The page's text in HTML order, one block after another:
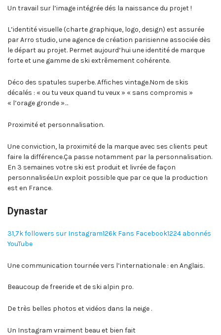
Un travail sur l’image intégrée dés la naissance du projet !
L’identité visuelle (charte graphique, logo, design) est assurée
par Arro studio, une agence de création parisienne associée dès
le départ au projet. Permet aujourd’hui une identité de marque
forte et une gamme de ski extrêmement cohérente.
Déco des spatules superbe. Affiches vintage.Nom de skis
décalés : « ou tu veux quand tu veux » « sans compromis »
« l’orage gronde »…
Proximité et personnalisation.
Une conviction, la proximité de la marque avec ses clients peut
faire la différence.Ça passe notamment par la personnalisation.
En 3 semaines votre ski est produit et livrée de façon
personnalisée.Un exploit possible que par ce que la production
est en France.
Dynastar
31,7k followers sur Instagram126k Fans Facebook1224 abonnés
YouTube
Une communication tournée vers l’internationale : en Anglais.
Beaucoup de freeride et de ski alpin pro.
De très belles photos et vidéos dans la neige .
Un Instagram vraiment beau et bien fait